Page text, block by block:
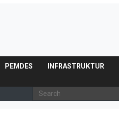
PEMDES INFRASTRUKTUR